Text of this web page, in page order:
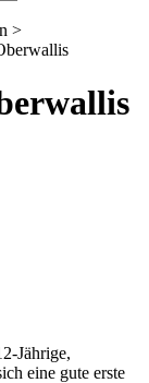
>
Jährige,
eine gute erste